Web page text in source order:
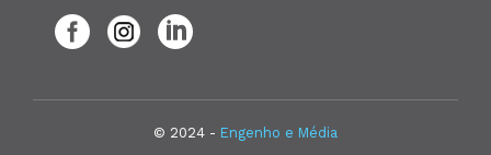
© 2024 - Engenho e Média